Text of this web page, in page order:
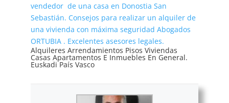
vendedor de una casa en Donostia San
Sebastián. Consejos para realizar un alquiler de
una vivienda con máxima seguridad Abogados
ORTUBIA . Excelentes asesores legales.
Alquileres Arrendamientos Pisos Viviendas
Casas Apartamentos E Inmuebles En General.
Euskadi País Vasco